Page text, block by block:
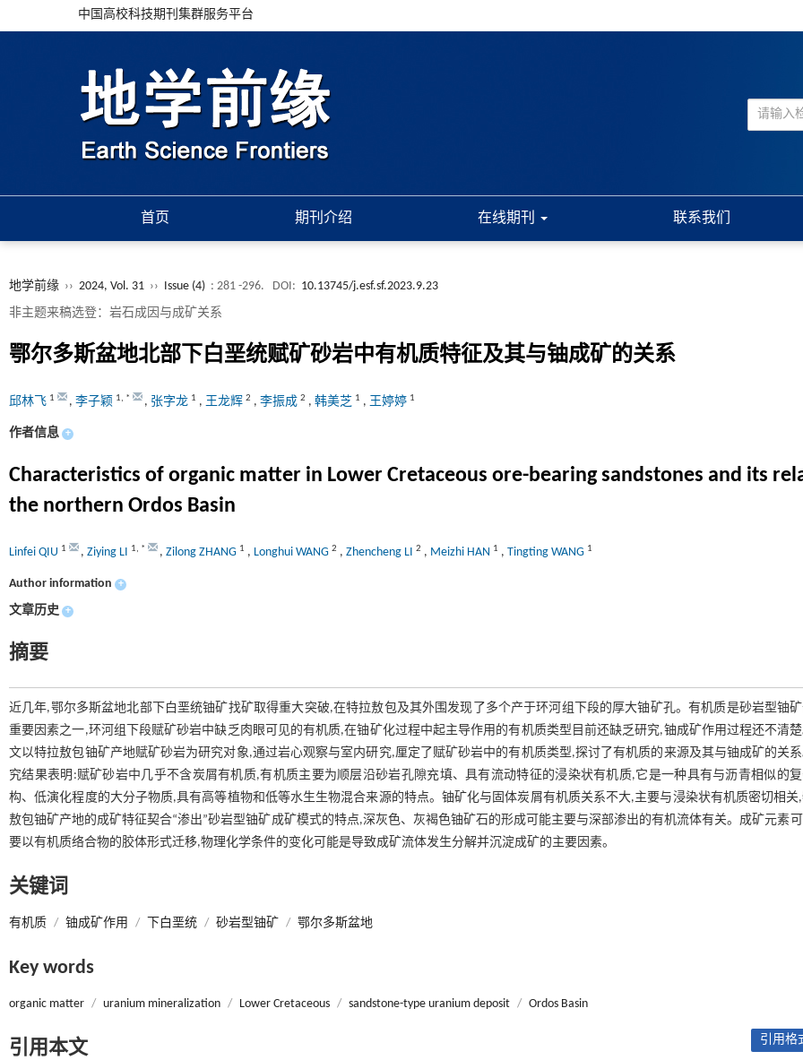
中国高校科技期刊集群服务平台
首页 期刊介绍 在线期刊 联系我们
地学前缘 ›› 2024, Vol. 31 ›› Issue (4) : 281 -296. DOI: 10.13745/j.esf.sf.2023.9.23
非主题来稿选登：岩石成因与成矿关系
鄂尔多斯盆地北部下白垩统赋矿砂岩中有机质特征及其与铀成矿的关系
邱林飞 1 , 李子颖 1, * , 张字龙 1 , 王龙辉 2 , 李振成 2 , 韩美芝 1 , 王婷婷 1
作者信息 +
Characteristics of organic matter in Lower Cretaceous ore-bearing sandstones and its
the northern Ordos Basin
Linfei QIU 1 , Ziying LI 1, * , Zilong ZHANG 1 , Longhui WANG 2 , Zhencheng LI 2 , Meizhi HAN 1 , Tingting WANG 1
Author information +
文章历史 +
摘要
近几年,鄂尔多斯盆地北部下白垩统铀矿找矿取得重大突破,在特拉敖包及其外围发现了多个产于环河组下段的厚大铀矿孔。有机质是砂岩型铀
重要因素之一,环河组下段赋矿砂岩中缺乏肉眼可见的有机质,在铀矿化过程中起主导作用的有机质类型目前还缺乏研究,铀成矿作用过程还不清
文以特拉敖包铀矿产地赋矿砂岩为研究对象,通过岩心观察与室内研究,厘定了赋矿砂岩中的有机质类型,探讨了有机质的来源及其与铀成矿的关
究结果表明:赋矿砂岩中几乎不含炭屑有机质,有机质主要为顺层沿砂岩孔隙充填、具有流动特征的浸染状有机质,它是一种具有与沥青相似的
构、低演化程度的大分子物质,具有高等植物和低等水生生物混合来源的特点。铀矿化与固体炭屑有机质关系不大,主要与浸染状有机质密切相关
敖包铀矿产地的成矿特征契合“渗出”砂岩型铀矿成矿模式的特点,深灰色、灰褐色铀矿石的形成可能主要与深部渗出的有机流体有关。成矿元素
要以有机质络合物的胶体形式迁移,物理化学条件的变化可能是导致成矿流体发生分解并沉淀成矿的主要因素。
关键词
有机质 / 铀成矿作用 / 下白垩统 / 砂岩型铀矿 / 鄂尔多斯盆地
Key words
organic matter / uranium mineralization / Lower Cretaceous / sandstone-type uranium deposit / Ordos Basin
引用本文 引用格